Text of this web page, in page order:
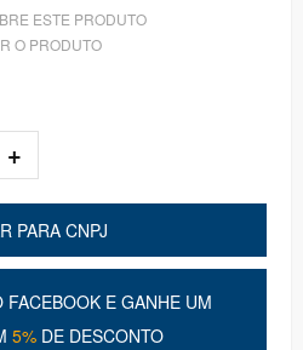
ESTE PRODUTO
O PRODUTO
PARA CNPJ
E GANHE UM
5% DE DESCONTO